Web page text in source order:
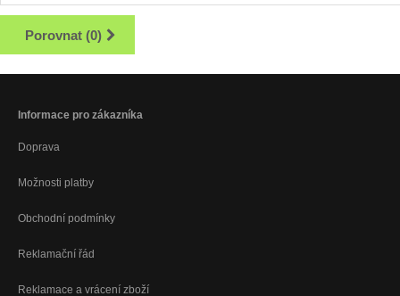
Porovnat (0)
Informace pro zákazníka
Doprava
Možnosti platby
Obchodní podmínky
Reklamační řád
Reklamace a vrácení zboží